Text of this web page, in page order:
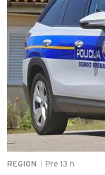
REGION Pre 13 h